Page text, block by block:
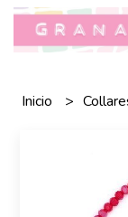
Inicio